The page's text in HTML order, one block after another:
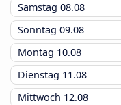
Samstag 08.08
Sonntag 09.08
Montag 10.08
Dienstag 11.08
Mittwoch 12.08